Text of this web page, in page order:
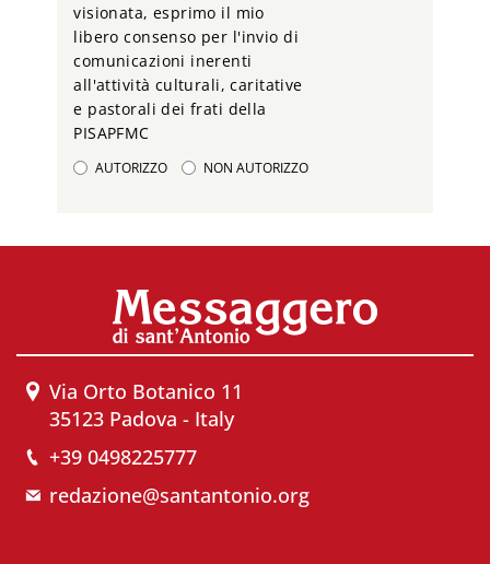
visionata, esprimo il mio
libero consenso per l'invio di
comunicazioni inerenti
all'attività culturali, caritative
e pastorali dei frati della
PISAPFMC
AUTORIZZO NON AUTORIZZO
Via Orto Botanico 11
35123 Padova - Italy
+39 0498225777
redazione@santantonio.org